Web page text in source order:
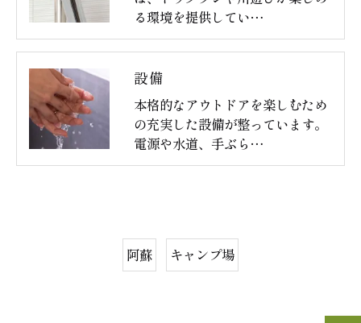
る環境を提供してい…
設備
本格的なアウトドアを楽しむため
の充実した設備が整っています。
電源や水道、手ぶら…
阿蘇 キャンプ場